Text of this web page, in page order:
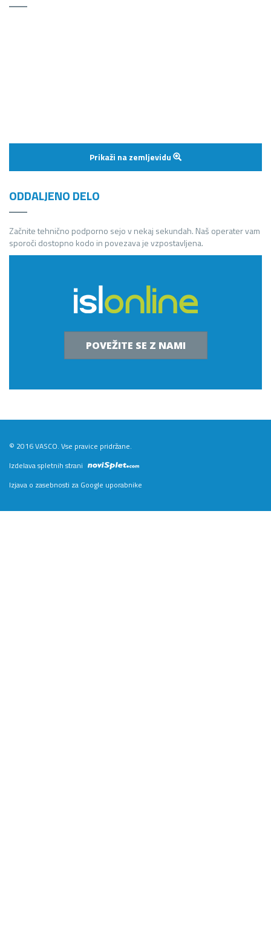
Prikaži na zemljevidu
ODDALJENO DELO
Začnite tehnično podporno sejo v nekaj sekundah. Naš operater vam
sporoči dostopno kodo in povezava je vzpostavljena.
POVEŽITE SE Z NAMI
© 2016 VASCO. Vse pravice pridržane.
Izdelava spletnih strani
Izjava o zasebnosti za Google uporabnike